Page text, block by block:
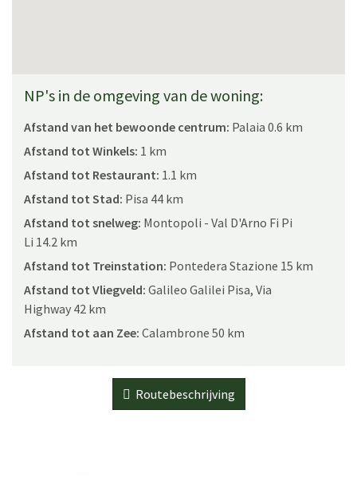
NP's in de omgeving van de woning:
Afstand van het bewoonde centrum: Palaia 0.6 km
Afstand tot Winkels: 1 km
Afstand tot Restaurant: 1.1 km
Afstand tot Stad: Pisa 44 km
Afstand tot snelweg: Montopoli - Val D'Arno Fi Pi
Li 14.2 km
Afstand tot Treinstation: Pontedera Stazione 15 km
Afstand tot Vliegveld: Galileo Galilei Pisa, Via
Highway 42 km
Afstand tot aan Zee: Calambrone 50 km
Routebeschrijving